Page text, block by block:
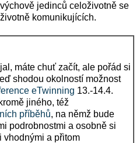
jedinců celoživotně se
komunikujících.
máte chuť začít, ale pořád si
shodou okolností možnost
eTwinning 13.-14.4.
jiného, též
příběhů, na němž bude
podrobnostmi a osobně si
vhodnými a přitom